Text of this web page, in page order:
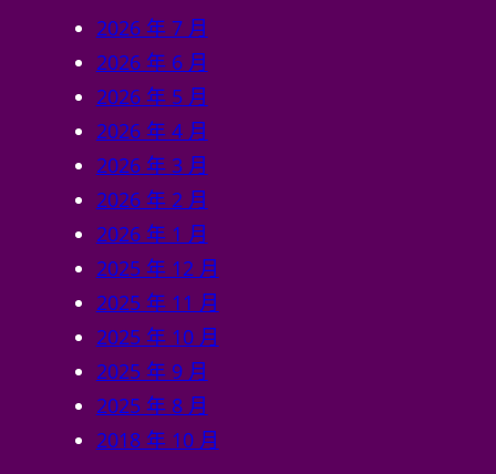
2026 年 2 月
2026 年 1 月
2025 年 12 月
2025 年 11 月
2025 年 10 月
2025 年 9 月
2025 年 8 月
2018 年 10 月
Categories
LED舞獅
南獅北獅